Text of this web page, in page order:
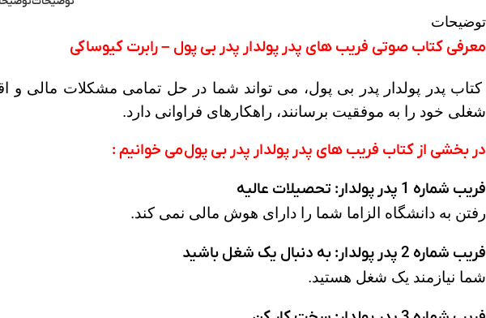
توضیحات
معرفی کتاب صوتی فریب های پدر پولدار پدر بی پول – رابرت کیوساکی
کتاب پدر پولدار پدر بی پول، می تواند شما در حل تمامی مشکلات مالی
شغلی خود را به موفقیت برسانند، راهکارهای فراوانی دارد.
در بخشی از کتاب فریب های پدر پولدار پدر بی پولمی خوانیم :
فریب شماره 1 پدر پولدار: تحصیلات عالیه
رفتن به دانشگاه الزاما شما را دارای هوش مالی نمی کند.
فریب شماره 2 پدر پولدار: به دنبال یک شغل باشید
شما نیازمند یک شغل هستید.